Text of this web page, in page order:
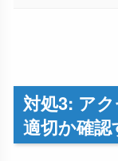
対処3: ア
適切か確認